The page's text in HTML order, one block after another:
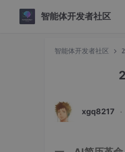
智能体开发者社区
智能体开发者社区
xgq8217 ·